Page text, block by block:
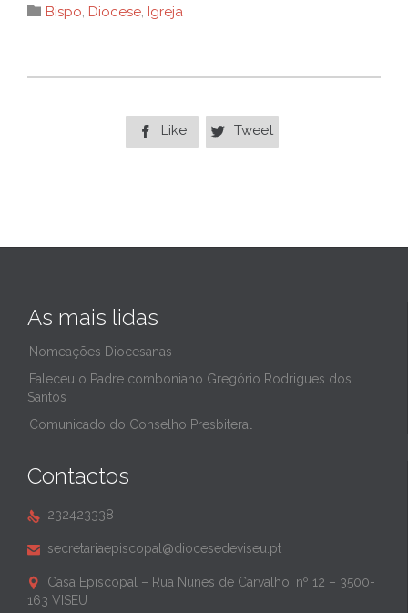
 Category
Bispo, Diocese, Igreja
 Like  Tweet
As mais lidas
Nomeações Diocesanas
Faleceu o Padre comboniano Gregório Rodrigues dos
Santos
Comunicado do Conselho Presbiteral
Contactos
 232423338
 secretariaepiscopal@diocesedeviseu.pt

Casa Episcopal – Rua Nunes de Carvalho, nº 12 – 3500-
163 VISEU